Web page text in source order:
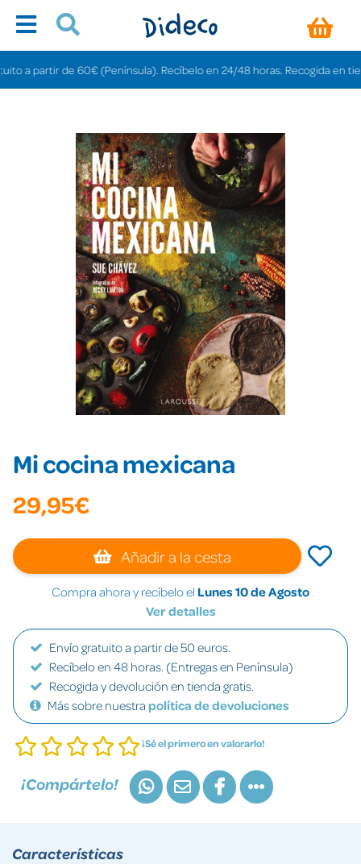
partir de 60€ (Península). Recíbelo en 24/48 horas. Recogida en
Mi cocina mexicana
29,95€
Añadir a la cesta
Compra ahora y recíbelo el Lunes 10 de Agosto
Ver detalles
Envío gratuito a partir de 50 euros.
Recíbelo en 48 horas. (Entregas en Península)
Recogida y devolución en tienda gratis.
Más sobre nuestra política de devoluciones
¡Sé el primero en valorarlo!
¡Compártelo!
Características